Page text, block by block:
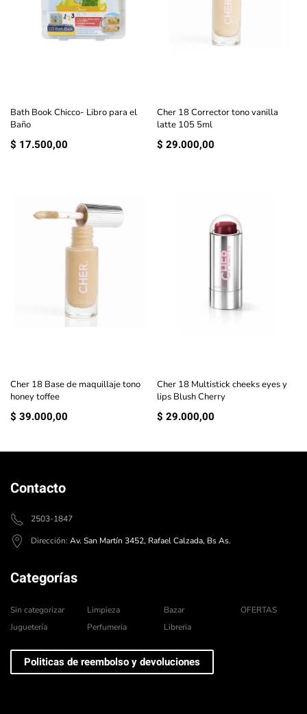
Bath Book Chicco- Libro para el
Baño
$ 17.500,00
Cher 18 Corrector tono vanilla
latte 105 5ml
$ 29.000,00
Cher 18 Base de maquillaje tono
honey toffee
$ 39.000,00
Cher 18 Multistick cheeks eyes y
lips Blush Cherry
$ 29.000,00
Contacto
2503-1847
Dirección: Av. San Martín 3452, Rafael Calzada, Bs As.
Categorías
Sin categorizar
Juguetería
Limpieza
Perfumeria
Bazar
Libreria
OFERTAS
Politicas de reembolso y devoluciones